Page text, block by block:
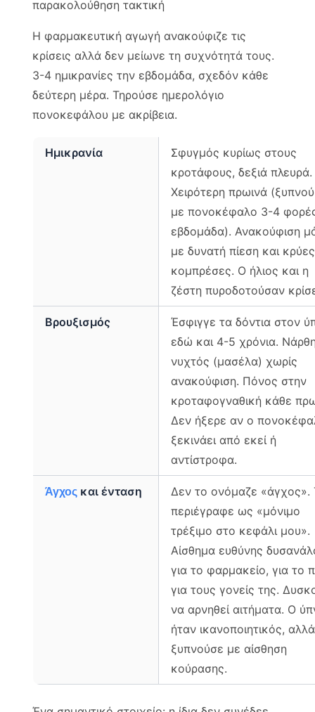
παρακολούθηση τακτική
Η φαρμακευτική αγωγή ανακούφιζε τις
κρίσεις αλλά δεν μείωνε τη συχνότητά τους.
3-4 ημικρανίες την εβδομάδα, σχεδόν κάθε
δεύτερη μέρα. Τηρούσε ημερολόγιο
πονοκεφάλου με ακρίβεια.
Ημικρανία
Σφυγμός κυρίως στους
κροτάφους, δεξιά πλευρά.
Χειρότερη πρωινά
με πονοκέφαλο 3-4
εβδομάδα). Ανακούφιση
με δυνατή πίεση και κρύες
κομπρέσες. Ο ήλιος και η
ζέστη πυροδοτούσαν
Βρουξισμός
Έσφιγγε τα δόντια στον
εδώ και 4-5 χρόνια.
νυχτός (μασέλα) χωρίς
ανακούφιση. Πόνος στην
κροταφογναθική κάθε
Δεν ήξερε αν ο
ξεκινάει από εκεί ή
αντίστροφα.
Άγχοςκαι ένταση
Δεν το ονόμαζε «άγχος».
περιέγραφε ως «μόνιμο
τρέξιμο στο κεφάλι μου».
Αίσθημα ευθύνης
για το φαρμακείο, για το
για τους γονείς της.
να αρνηθεί αιτήματα. Ο
ήταν ικανοποιητικός, αλλά
ξυπνούσε με αίσθηση
κούρασης.